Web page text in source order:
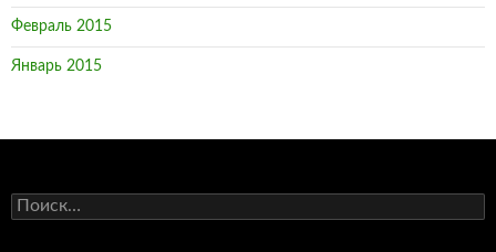
Февраль 2015
Январь 2015
Н
а